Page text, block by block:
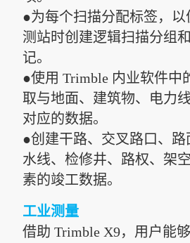
●为每个扫描分配标签，
测站时创建逻辑扫描分组
记。
●使用 Trimble 内业软件中
取与地面、建筑物、电力
对应的数据。
●创建干路、交叉路口、
水线、检修井、路权、架
素的竣工数据。
工业测量
借助 Trimble X9，用户能